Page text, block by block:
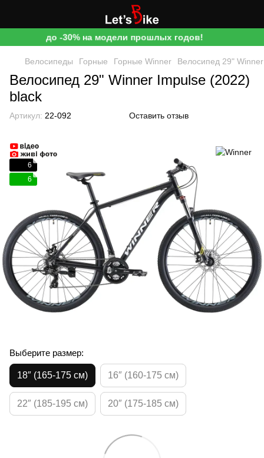
до -30% на модели прошлых годов!
Велосипеды Горные Горные Winner Велосипед 29"
Велосипед 29" Winner Impulse (2022)
black
Артикул: 22-092 Оставить отзыв
6
6
Выберите размер:
18″ (165-175 см) 16″ (160-175 см)
22″ (185-195 см) 20″ (175-185 см)